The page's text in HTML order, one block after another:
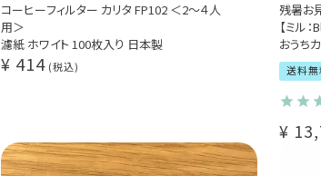
コーヒーフィルター カリタ FP102 ＜2～４人
用＞
濾紙 ホワイト 100枚入り 日本製
¥ 414 税込
残暑お
【ミル
おうち
選べる
選べる
コーヒ
ーバー /
1～2杯
送料無
¥